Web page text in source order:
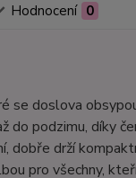
Hodnocení 0
se doslova
podzimu, díky
dobře drží
pro všechny,